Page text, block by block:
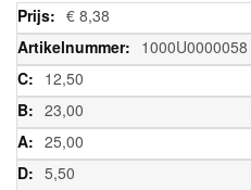
Meer
informatie
€ 8,38
1000U0000058
12,50
23,00
25,00
5,50